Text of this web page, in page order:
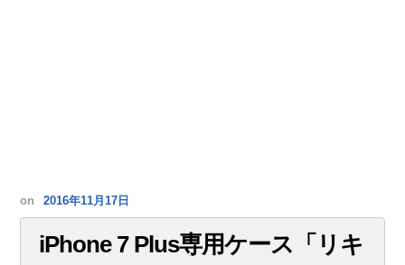
on 2016年11月17日
iPhone 7 Plus専用ケース「リキ